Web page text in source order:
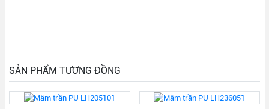
SẢN PHẨM TƯƠNG ĐỒNG